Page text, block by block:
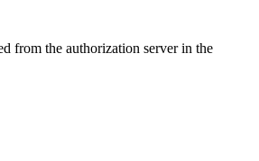
from the authorization server in the